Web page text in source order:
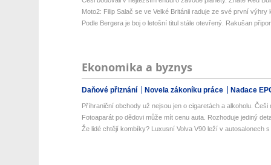
Moto2: Filip Salač se ve Velké Británii raduje ze své první výhry
Podle Bergera je boj o letošní titul stále otevřený. Rakušan
Ekonomika a byznys
Daňové přiznání Novela zákoníku práce Nadace
Příhraniční obchody už nejsou jen o cigaretách a alkoholu. Češi
Fotoaparát po dědovi může mít cenu auta. Rozhoduje jediný
Že lidé chtějí kombíky? Luxusní Volva V90 leží v autosalonech s